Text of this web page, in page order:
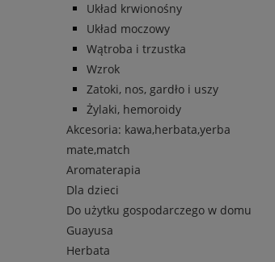
Układ krwionośny
Układ moczowy
Wątroba i trzustka
Wzrok
Zatoki, nos, gardło i uszy
Żylaki, hemoroidy
Akcesoria: kawa,herbata,yerba
mate,match
Aromaterapia
Dla dzieci
Do użytku gospodarczego w domu
Guayusa
Herbata